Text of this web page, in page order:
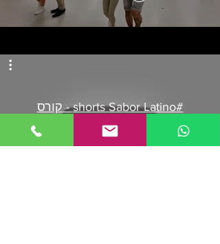
#shorts Sabor Latino - קורס
סלסה ובצ'אטה - סניפים ברחבי
הארץ